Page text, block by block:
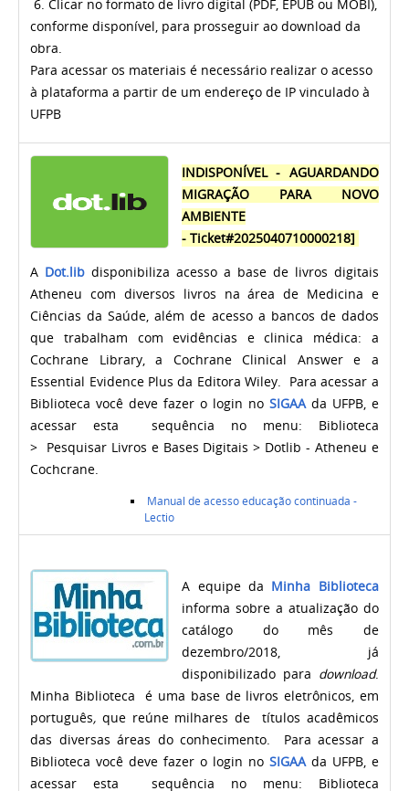
6. Clicar no formato de livro digital (PDF, EPUB ou MOBI),
conforme disponível, para prosseguir ao download da
obra.
Para acessar os materiais é necessário realizar o acesso
à plataforma a partir de um endereço de IP vinculado à
UFPB
INDISPONÍVEL - AGUARDANDO
MIGRAÇÃO PARA NOVO
AMBIENTE
-Ticket#2025040710000218]
A Dot.lib disponibiliza acesso a base de livros digitais
Atheneu com diversos livros na área de Medicina e
Ciências da Saúde, além de acesso a bancos de dados
que trabalham com evidências e clinica médica: a
Cochrane Library, a Cochrane Clinical Answer e a
Essential Evidence Plus da Editora Wiley.
Para acessar a
Biblioteca você deve fazer o login no SIGAAda UFPB, e
acessar esta sequência no menu: Biblioteca
> Pesquisar Livros e Bases Digitais > Dotlib - Atheneu e
Cochcrane.
Manual de acesso educação continuada -
Lectio
A equipe da Minha Biblioteca
informa sobre a atualização do
catálogo do mês de
dezembro/2018, já
disponibilizado para download.
Minha Biblioteca é uma base de livros eletrônicos, em
português, que reúne milhares de títulos acadêmicos
das diversas áreas do conhecimento. Para acessar a
Biblioteca você deve fazer o login no SIGAA da UFPB, e
acessar esta sequência no menu: Biblioteca